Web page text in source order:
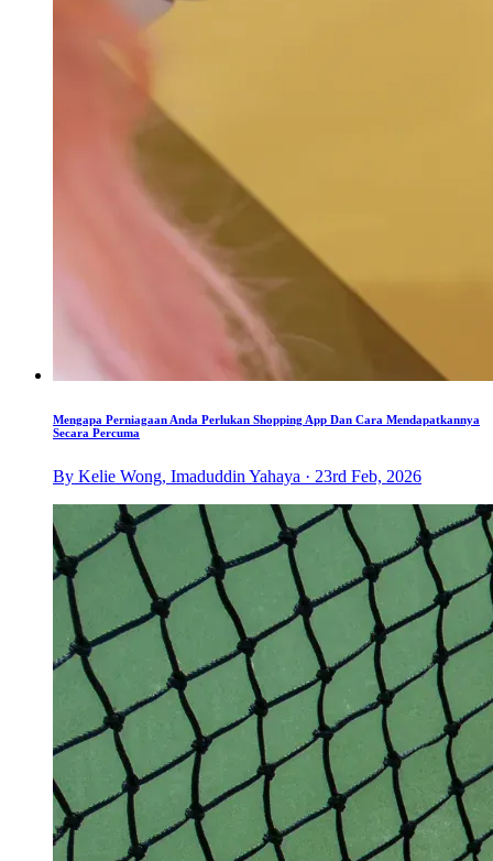
Mengapa Perniagaan Anda Perlukan Shopping App Dan Cara Mendapatkannya
Secara Percuma
By Kelie Wong, Imaduddin Yahaya · 23rd Feb, 2026